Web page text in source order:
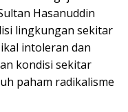
Hasanuddin
lingkungan sekitar
intoleran dan
kondisi sekitar
paham radikalisme